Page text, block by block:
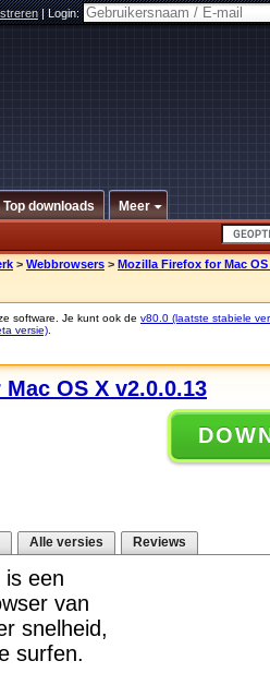
|Login:
Top downloads Meer
> Webbrowsers > Mozilla Firefox for Mac OS
software. Je kunt ook de v80.0 (laatste stabiele
versie)
OS X v2.0.0.13
Alle versies Reviews
een
van
snelheid,
surfen.